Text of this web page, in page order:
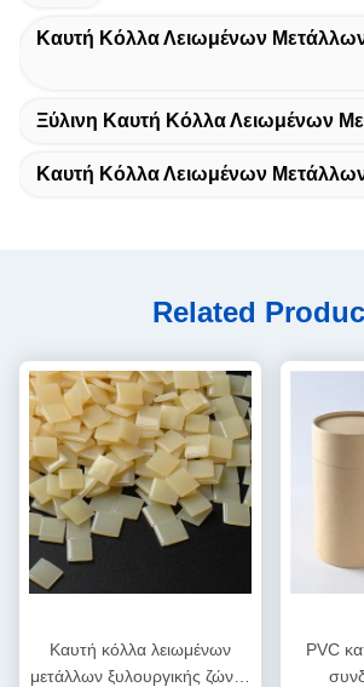
Καυτή Κόλλα Λειωμένων
Ξύλινη Καυτή Κόλλα Λειωμένων
Καυτή Κόλλα Λειωμένων Μετάλλων
Related
Καυτή κόλλα λειωμένων
μετάλλων ξυλουργικής ζώνης
PVC